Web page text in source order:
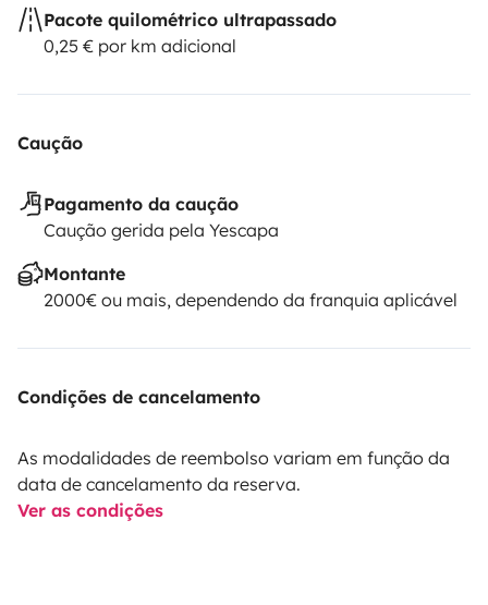
Pacote quilométrico ultrapassado
0,25 € por km adicional
Caução
Pagamento da caução
Caução gerida pela Yescapa
Montante
2000€ ou mais, dependendo da franquia aplicável
Condições de cancelamento
As modalidades de reembolso variam em função da
data de cancelamento da reserva.
Ver as condições